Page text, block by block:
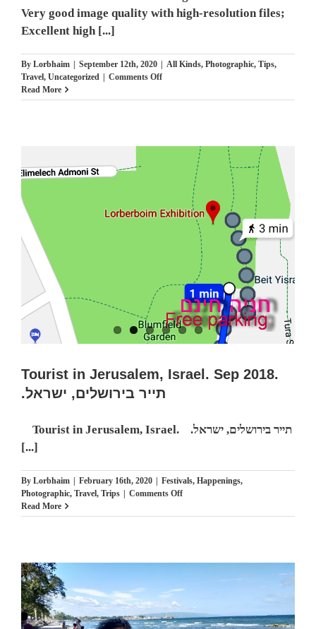
Very good image quality with high-resolution files;
Excellent high [...]
By Lorbhaim | September 12th, 2020 | All Kinds, Photographic, Tips,
Travel, Uncategorized | Comments Offon
ועדכון
הבחירה
מנצח
Read More
Tourist in Jerusalem, Israel. Sep 2018.
.תייר בירושלים, ישראל
Tourist in Jerusalem, Israel. .תייר בירושלים, ישראל
[...]
By Lorbhaim | February 16th, 2020 | Festivals, Happenings,
Photographic, Travel, Trips | Comments Offon
in
ישראל
Read More